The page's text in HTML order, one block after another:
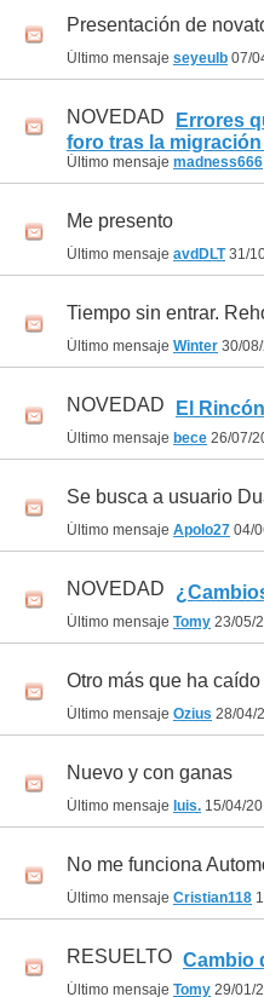
Presentación de
Último mensaje seyeulb 07/
NOVEDAD
Errores
foro tras la
Último mensaje madness666
Me presento
Último mensaje avdDLT 31/
Tiempo sin entrar.
Último mensaje Winter 30/
NOVEDAD El
Último mensaje bece 26/07/
Se busca a usuario
Último mensaje Apolo27 04/
NOVEDAD
Último mensaje Tomy 23/05/
Otro más que ha
Último mensaje Ozius 28/04/
Nuevo y con ganas
Último mensaje luis. 15/04/
No me funciona
Último mensaje Cristian118
RESUELTO Cambio
Último mensaje Tomy 29/01/